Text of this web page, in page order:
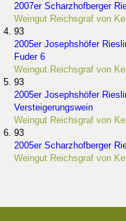
2007er Scharzhofberger
Weingut Reichsgraf von
93
2005er Josephshöfer
Fuder 6
Weingut Reichsgraf von
93
2005er Josephshöfer
Versteigerungswein
Weingut Reichsgraf von
93
2005er Scharzhofberger
Weingut Reichsgraf von